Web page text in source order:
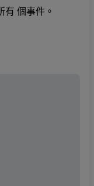
個事件。